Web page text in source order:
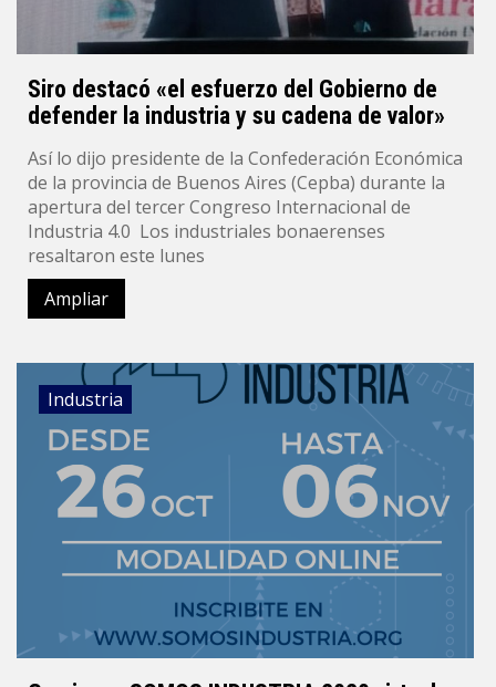
Siro destacó «el esfuerzo del Gobierno de
defender la industria y su cadena de valor»
Así lo dijo presidente de la Confederación Económica
de la provincia de Buenos Aires (Cepba) durante la
apertura del tercer Congreso Internacional de
Industria 4.0 Los industriales bonaerenses
resaltaron este lunes
Ampliar
Industria